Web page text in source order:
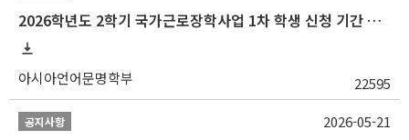
2026학년도 2학기 국가근로장학사업 1차 학생 신청 기간 안내
아시아언어문명학부 22595
공지사항 2026-05-21